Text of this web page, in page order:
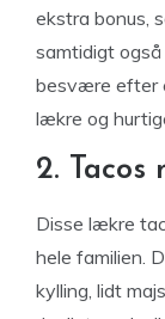
ekstra bonus,
samtidigt
besvære efter
lækre og
2. Tacos
Disse lækre
hele familien.
kylling, lidt